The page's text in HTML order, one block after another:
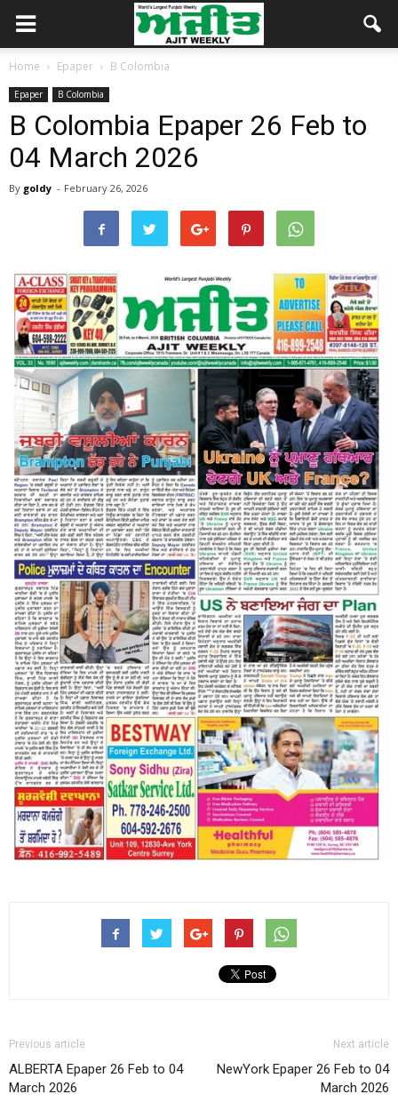
Home Epaper B Colombia
Epaper B Colombia
B Colombia Epaper 26 Feb to
04 March 2026
By goldy - February 26, 2026
Previous article
ALBERTA Epaper 26 Feb to 04
March 2026
Next article
NewYork Epaper 26 Feb to 04
March 2026